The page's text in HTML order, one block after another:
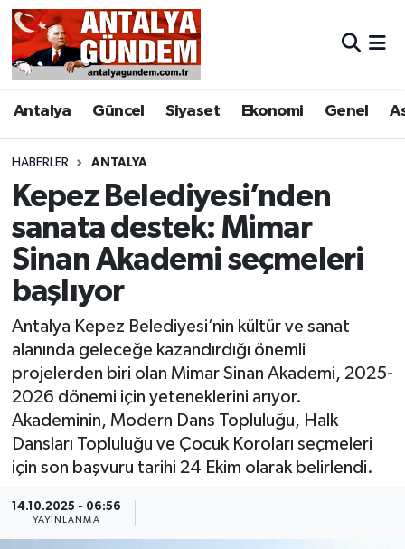
Antalya Güncel Siyaset Ekonomi Genel
HABERLER ANTALYA
Kepez Belediyesi’nden
sanata destek: Mimar
Sinan Akademi seçmeleri
başlıyor
Antalya Kepez Belediyesi’nin kültür ve sanat
alanında geleceğe kazandırdığı önemli
projelerden biri olan Mimar Sinan Akademi, 2025-
2026 dönemi için yeteneklerini arıyor.
Akademinin, Modern Dans Topluluğu, Halk
Dansları Topluluğu ve Çocuk Koroları seçmeleri
için son başvuru tarihi 24 Ekim olarak belirlendi.
14.10.2025 - 06:56
YAYINLANMA
Antalya
Asayiş
Bilim & Teknoloji
Bölge
EĞİTİM
Ekonomi
Genel
Görüntülü Haber
Güncel
Antalya Nöbetçi Eczaneler
Antalya Hava Durumu
Antalya Namaz Vakitleri
Antalya Trafik Yoğunluk Haritası
Süper Lig Puan Durumu ve Fikstür
Tüm Manşetler
Son Dakika Haberleri
Haber Arşivi